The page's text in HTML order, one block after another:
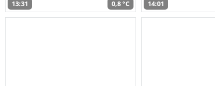
13:31 0,8 °C 14:01